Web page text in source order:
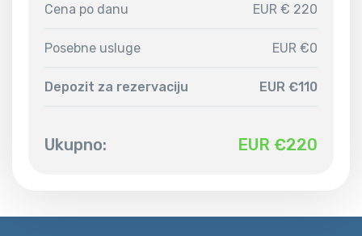
Cena po danu EUR € 220
Posebne usluge EUR €0
Depozit za rezervaciju EUR €110
Ukupno: EUR €220